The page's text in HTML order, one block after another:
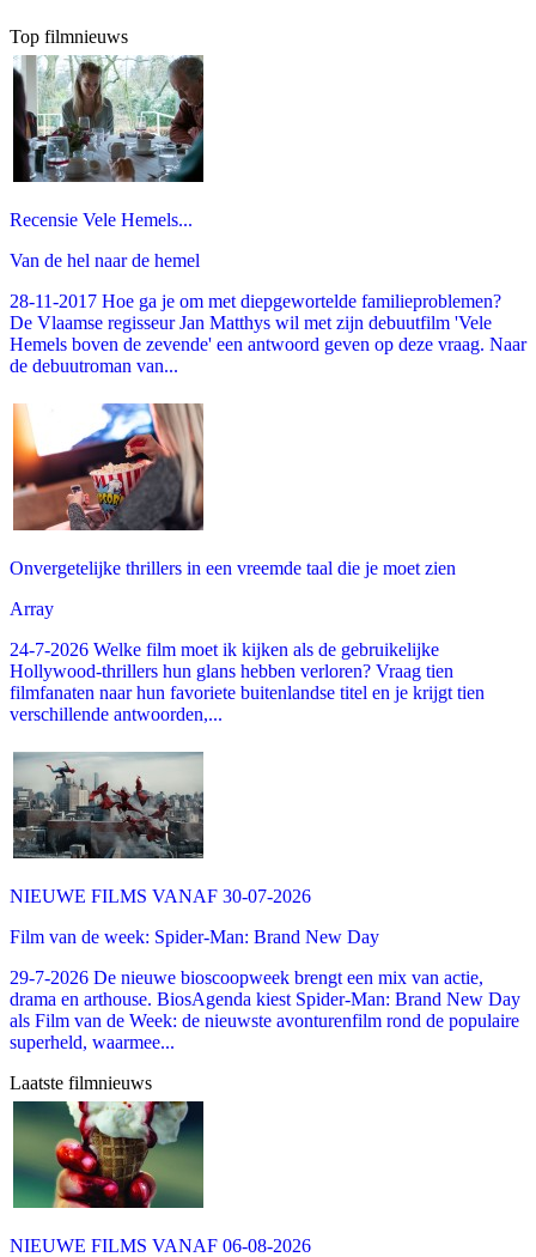
Top filmnieuws
Recensie Vele Hemels...
Van de hel naar de hemel
28-11-2017 Hoe ga je om met diepgewortelde familieproblemen?
De Vlaamse regisseur Jan Matthys wil met zijn debuutfilm 'Vele
Hemels boven de zevende' een antwoord geven op deze vraag. Naar
de debuutroman van...
Onvergetelijke thrillers in een vreemde taal die je moet zien
Array
24-7-2026 Welke film moet ik kijken als de gebruikelijke
Hollywood-thrillers hun glans hebben verloren? Vraag tien
filmfanaten naar hun favoriete buitenlandse titel en je krijgt tien
verschillende antwoorden,...
NIEUWE FILMS VANAF 30-07-2026
Film van de week: Spider-Man: Brand New Day
29-7-2026 De nieuwe bioscoopweek brengt een mix van actie,
drama en arthouse. BiosAgenda kiest Spider-Man: Brand New Day
als Film van de Week: de nieuwste avonturenfilm rond de populaire
superheld, waarmee...
Laatste filmnieuws
NIEUWE FILMS VANAF 06-08-2026